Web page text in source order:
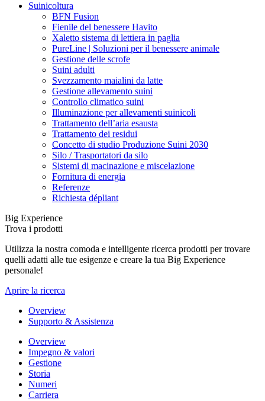
Suinicoltura
BFN Fusion
Fienile del benessere Havito
Xaletto sistema di lettiera in paglia
PureLine | Soluzioni per il benessere animale
Gestione delle scrofe
Suini adulti
Svezzamento maialini da latte
Gestione allevamento suini
Controllo climatico suini
Illuminazione per allevamenti suinicoli
Trattamento dell’aria esausta
Trattamento dei residui
Concetto di studio Produzione Suini 2030
Silo / Trasportatori da silo
Sistemi di macinazione e miscelazione
Fornitura di energia
Referenze
Richiesta dépliant
Big Experience
Trova i prodotti
Utilizza la nostra comoda e intelligente ricerca prodotti per trovare
quelli adatti alle tue esigenze e creare la tua Big Experience
personale!
Aprire la ricerca
Overview
Supporto & Assistenza
Overview
Impegno & valori
Gestione
Storia
Numeri
Carriera